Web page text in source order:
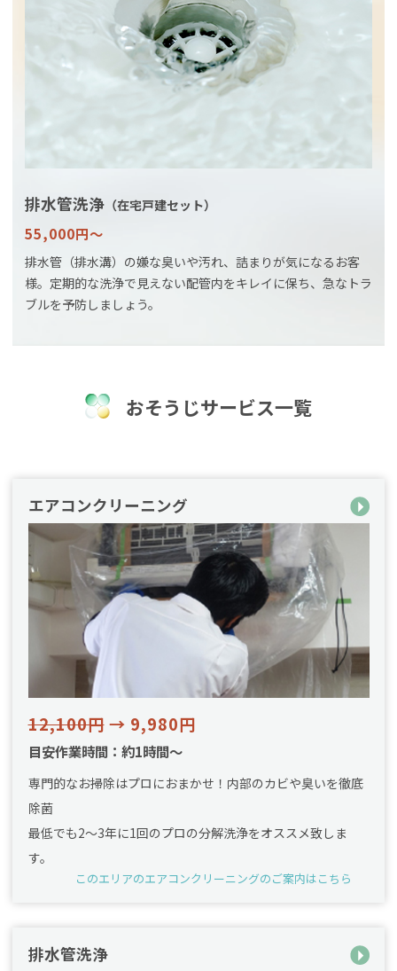
排水管洗浄 （在宅戸建セット）
55,000円〜
排水管（排水溝）の嫌な臭いや汚れ、詰まりが気になるお客
様。定期的な洗浄で見えない配管内をキレイに保ち、急なトラ
ブルを予防しましょう。
おそうじサービス一覧
エアコンクリーニング
12,100円→ 9,980円
目安作業時間：約1時間～
専門的なお掃除はプロにおまかせ！内部のカビや臭いを徹底
除菌
最低でも2〜3年に1回のプロの分解洗浄をオススメ致しま
す。
このエリアのエアコンクリーニングのご案内はこちら
排水管洗浄